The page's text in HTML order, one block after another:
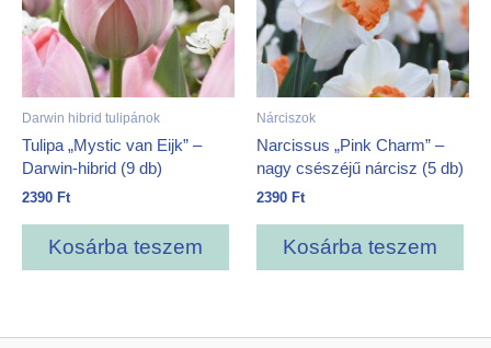
Darwin hibrid tulipánok
Tulipa „Mystic van Eijk” –
Darwin-hibrid (9 db)
2390 Ft
Kosárba teszem
Nárciszok
Narcissus „Pink Charm” –
nagy csészéjű nárcisz (5 db)
2390 Ft
Kosárba teszem